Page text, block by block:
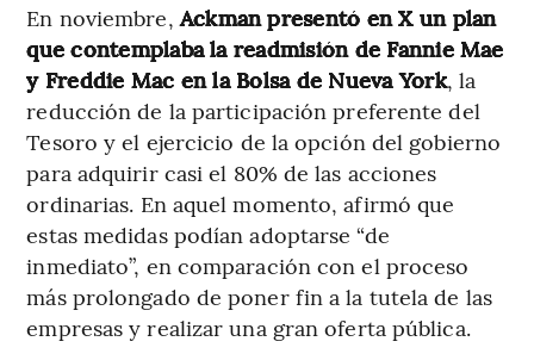
En noviembre,Ackman presentó en X un plan
que contemplaba la readmisión de Fannie Mae
y Freddie Mac en la Bolsa de Nueva York, la
reducción de la participación preferente del
Tesoro y el ejercicio de la opción del gobierno
para adquirir casi el 80% de las acciones
ordinarias. En aquel momento, afirmó que
estas medidas podían adoptarse “de
inmediato”, en comparación con el proceso
más prolongado de poner fin a la tutela de las
empresas y realizar una gran oferta pública.